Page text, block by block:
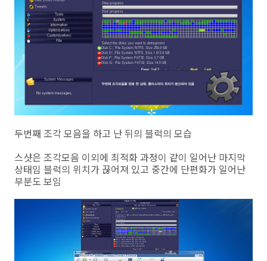
두번째 조각 모음을 하고 난 뒤의 블럭의 모습
스샷은 조각모음 이외에 최적화 과정이 같이 일어난 마지막
상태임 블럭의 위치가 끊어져 있고 중간에 단편화가 일어난
부분도 보임